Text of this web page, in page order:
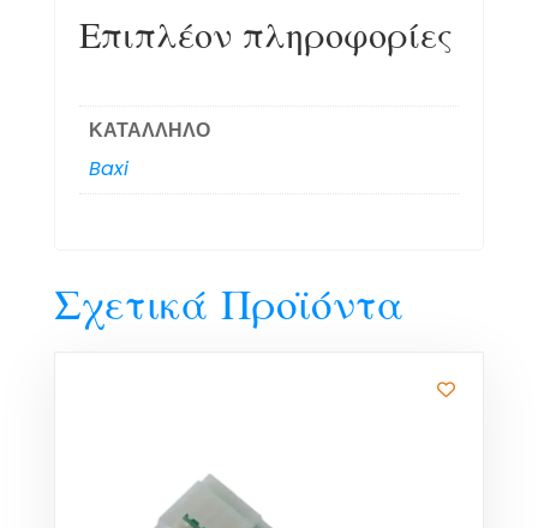
Επιπλέον πληροφορίες
ΚΑΤΑΛΛΗΛΟ
Baxi
Σχετικά Προϊόντα